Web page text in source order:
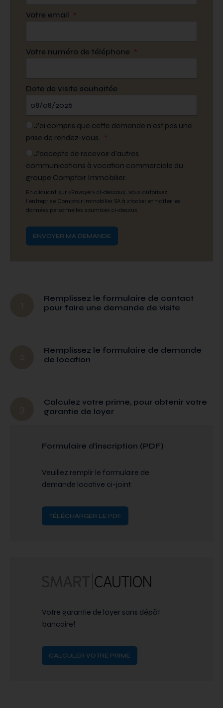
Votre email *
Votre numéro de téléphone *
Date de visite souhaitée
J’ai compris que cette demande n’est pas une
prise de rendez-vous. *
J'accepte de recevoir d'autres
communications à vocation commerciale du
groupe Comptoir Immobilier.
En cliquant sur «Envoyer» ci-dessous, vous autorisez
l'entreprise Comptoir Immobilier SA à stocker et traiter les
données personnelles soumises ci-dessus.
Remplissez le formulaire de contact
pour faire une demande de visite
Remplissez le formulaire de demande
de location
Calculez votre prime, pour obtenir votre
garantie de loyer
Formulaire d’inscription (PDF)
Veuillez remplir le formulaire de
demande locative ci-joint.
TÉLÉCHARGER LE PDF
Votre garantie de loyer sans dépôt
bancaire!
CALCULER VOTRE PRIME